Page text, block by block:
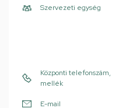
Szervezeti egység
Központi telefonszám,
mellék
E-mail